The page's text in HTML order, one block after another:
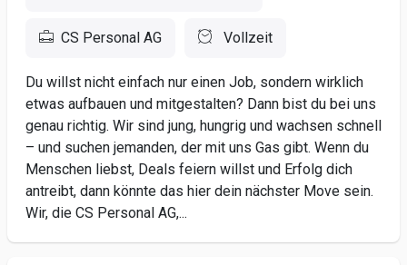
CS Personal AG Vollzeit
Du willst nicht einfach nur einen Job, sondern wirklich
etwas aufbauen und mitgestalten? Dann bist du bei uns
genau richtig. Wir sind jung, hungrig und wachsen schnell
– und suchen jemanden, der mit uns Gas gibt. Wenn du
Menschen liebst, Deals feiern willst und Erfolg dich
antreibt, dann könnte das hier dein nächster Move sein.
Wir, die CS Personal AG,...